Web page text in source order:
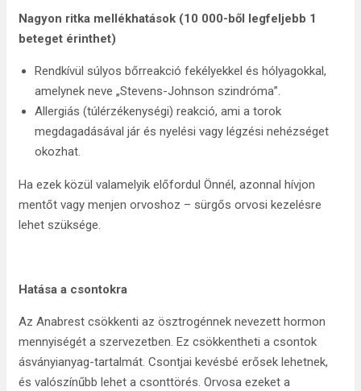
Nagyon ritka mellékhatások (10 000-ből legfeljebb 1
beteget érinthet)
Rendkívül súlyos bőrreakció fekélyekkel és hólyagokkal,
amelynek neve „Stevens-Johnson szindróma”.
Allergiás (túlérzékenységi) reakció, ami a torok
megdagadásával jár és nyelési vagy légzési nehézséget
okozhat.
Ha ezek közül valamelyik előfordul Önnél, azonnal hívjon
mentőt vagy menjen orvoshoz – sürgős orvosi kezelésre
lehet szüksége.
Hatása a csontokra
Az Anabrest csökkenti az ösztrogénnek nevezett hormon
mennyiségét a szervezetben. Ez csökkentheti a csontok
ásványianyag-tartalmát. Csontjai kevésbé erősek lehetnek,
és valószínűbb lehet a csonttörés. Orvosa ezeket a